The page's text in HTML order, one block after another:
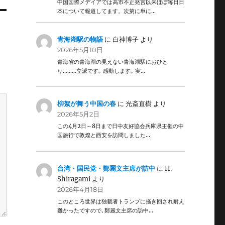
中国国際メデイアでは高市不正発言以来ほぼ毎日日
本について報道してます。次第に単に…
青海湖駅の物語に 白神博子 より
2026年5月10日
青海省の青海湖の見えない青海湖駅におひと
り………立派です｡ 感動します｡ 実…
柳絮が舞う中国の春 に光斎直樹 より
2026年5月2日
この4月2日～8日まで日中友好協会兵庫県主催の中
国旅行で敦煌と西安を訪問しました…
台湾・国民党・鄭麗文主席が訪中 にH.
Shiragami より
2026年4月18日
このところ世界は独裁者トランプに掻き回され耐え
難かったですので､鄭麗文主席の訪中…